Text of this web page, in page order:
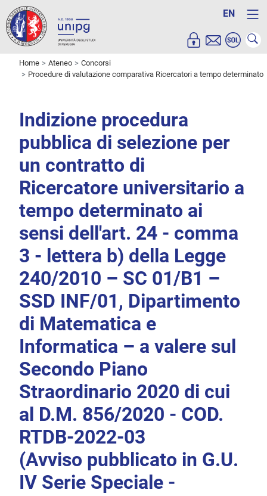
EN
Home Ateneo
Concorsi
Procedure di valutazione comparativa Ricercatori a tempo determinato
Indizione procedura
pubblica di selezione per
un contratto di
Ricercatore universitario a
tempo determinato ai
sensi dell'art. 24 - comma
3 - lettera b) della Legge
240/2010 – SC 01/B1 –
SSD INF/01, Dipartimento
di Matematica e
Informatica – a valere sul
Secondo Piano
Straordinario 2020 di cui
al D.M. 856/2020 - COD.
RTDB-2022-03
(Avviso pubblicato in G.U.
IV Serie Speciale -